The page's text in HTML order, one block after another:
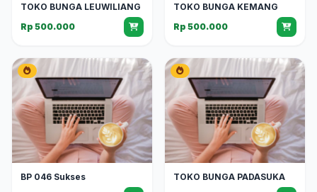
TOKO BUNGA LEUWILIANG
Rp 500.000
TOKO BUNGA KEMANG
Rp 500.000
BP 046 Sukses
TOKO BUNGA PADASUKA